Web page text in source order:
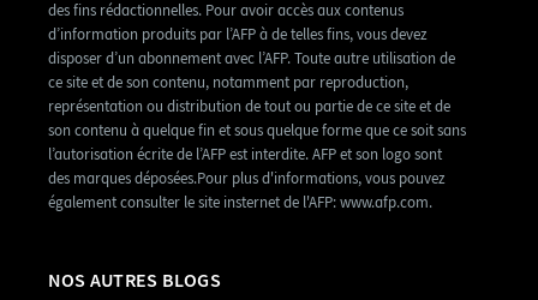
des fins rédactionnelles. Pour avoir accès aux contenus
d’information produits par l’AFP à de telles fins, vous devez
disposer d’un abonnement avec l’AFP. Toute autre utilisation de
ce site et de son contenu, notamment par reproduction,
représentation ou distribution de tout ou partie de ce site et de
son contenu à quelque fin et sous quelque forme que ce soit sans
l’autorisation écrite de l’AFP est interdite. AFP et son logo sont
des marques déposées.Pour plus d'informations, vous pouvez
également consulter le site insternet de l'AFP: www.afp.com.
NOS AUTRES BLOGS